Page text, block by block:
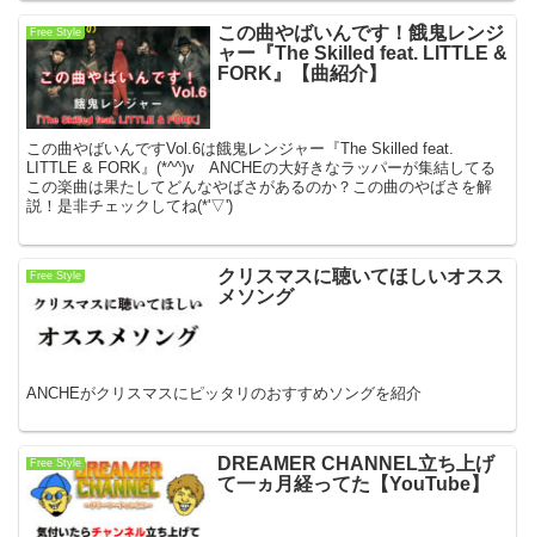
Free Style
この曲やばいんです！餓鬼レンジ
ャー『The Skilled feat. LITTLE &
FORK』【曲紹介】
この曲やばいんですVol.6は餓鬼レンジャー『The Skilled feat.
LITTLE & FORK』(*^^)v ANCHEの大好きなラッパーが集結してる
この楽曲は果たしてどんなやばさがあるのか？この曲のやばさを解
説！是非チェックしてね(*'▽')
Free Style
クリスマスに聴いてほしいオスス
メソング
ANCHEがクリスマスにピッタリのおすすめソングを紹介
Free Style
DREAMER CHANNEL立ち上げ
て一ヵ月経ってた【YouTube】